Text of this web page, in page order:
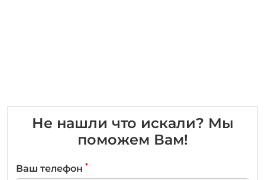
Не нашли что искали? Мы
поможем Вам!
Ваш телефон *